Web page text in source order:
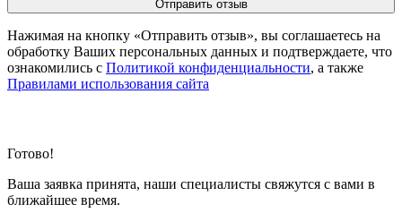
Нажимая на кнопку «Отправить отзыв», вы соглашаетесь на
обработку Ваших персональных данных и подтверждаете, что
ознакомились с Политикой конфиденциальности, а также
Правилами использования сайта
Готово!
Ваша заявка принята, наши специалисты свяжутся с вами в
ближайшее время.